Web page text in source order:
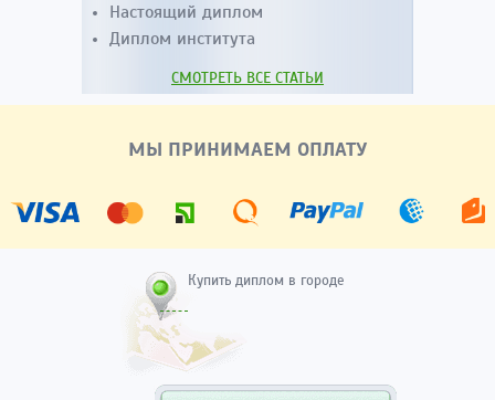
Настоящий диплом
Диплом института
СМОТРЕТЬ ВСЕ СТАТЬИ
МЫ ПРИНИМАЕМ ОПЛАТУ
Купить диплом в городе